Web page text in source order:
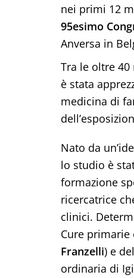
nei primi 12
95esimo
Anversa in
Tra le oltre 40
è stata
medicina di
Nato da
lo studio è
formazione
ricercatrice
clinici.
Cure primarie
Franzelli) e
ordinaria di